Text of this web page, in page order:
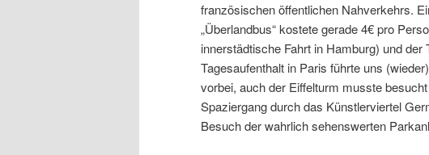
französischen öffentlichen Nahverkehrs.
„Überlandbus“ kostete gerade 4€ pro
innerstädtische Fahrt in Hamburg) und
Tagesaufenthalt in Paris führte uns
vorbei, auch der Eiffelturm musste
Spaziergang durch das Künstlerviertel
Besuch der wahrlich sehenswerten